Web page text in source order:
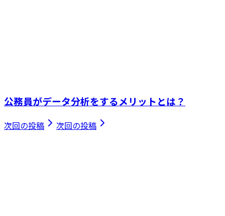
公務員がデータ分析をするメリットとは？
次回の投稿 次回の投稿